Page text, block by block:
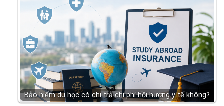
Bảo hiểm du học có chi trả chi phí hồi hương y tế không?